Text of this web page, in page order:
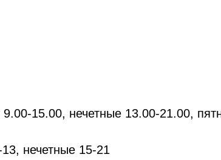
15.00, нечетные 13.00-21.00,
нечетные 15-21